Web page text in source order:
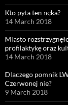
Kto pyta ten nęka?
14 March 2018
Miasto
profilaktykę oraz
14 March 2018
Dlaczego pomnik
Czerwonej nie?
9 March 2018